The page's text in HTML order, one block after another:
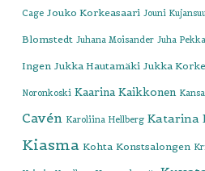
Cage Jouko Korkeasaari Jouni
Blomstedt Juhana Moisander Juha
Ingen Jukka Hautamäki Jukka
Noronkoski Kaarina Kaikkonen
Cavén Karoliina Hellberg Katarina
Kiasma Kohta Konstsalongen